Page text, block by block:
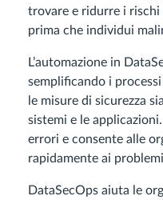
trovare e ridurre i rischi
prima che individui
L’automazione in
semplificando i
le misure di sicurezza
sistemi e le
errori e consente alle
rapidamente ai
DataSecOps aiuta le